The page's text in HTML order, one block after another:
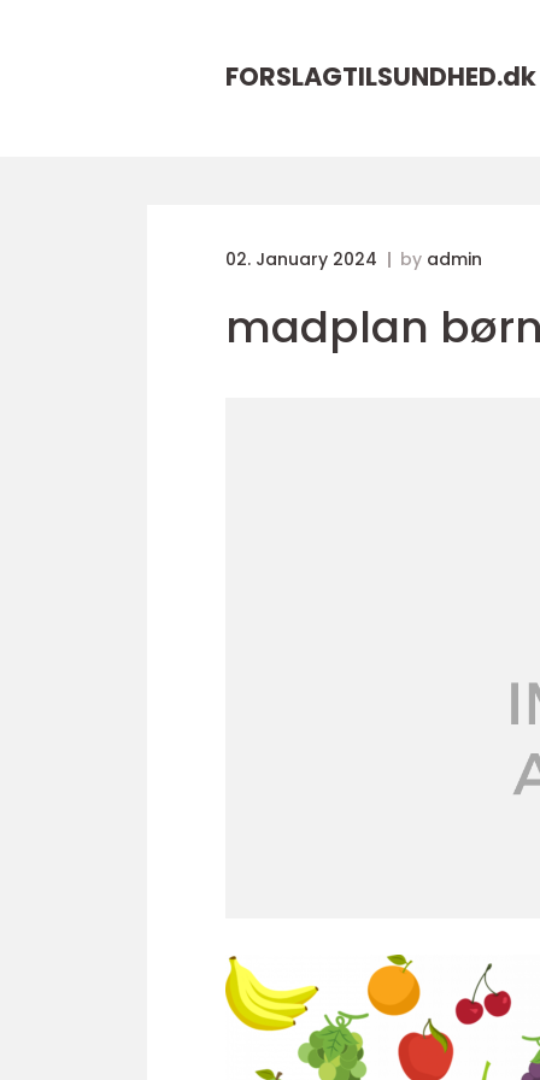
FORSLAGTILSUNDHED.dk
02. January 2024 by admin
madplan